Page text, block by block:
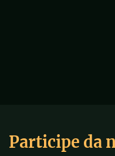
Participe da